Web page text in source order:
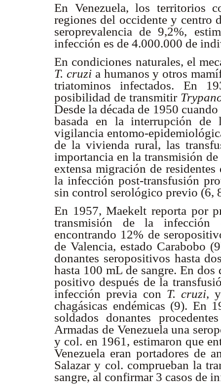
En Venezuela, los territorios
regiones del occidente y centro
seroprevalencia de 9,2%,
infección es de 4.000.000 de
En condiciones naturales, el
T. cruzia humanos y otros
triatominos infectados. En
posibilidad de transmitir
Desde la década de 1950
basada en la interrupción de
vigilancia entomo-
de la vivienda rural, las
importancia en la transmisión
extensa migración de residentes
la infección post-transfusión
sin control serológico previo (6,
En 1957, Maekelt reporta por
transmisión de la infección
encontrando 12% de
de Valencia, estado Carabobo
donantes seropositivos hasta
hasta 100 mL de sangre. En
positivo después de la
infección previa con T. cruzi,
chagásicas endémicas (9). En
soldados donantes
Armadas de Venezuela una
y col. en 1961, estimaron que
Venezuela eran portadores de
Salazar y col. comprueban la
sangre, al confirmar 3 casos de